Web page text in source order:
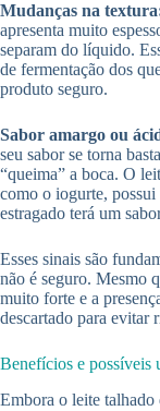
Mudanças na
apresenta muito
separam do líquido.
de fermentação dos
produto seguro.
Sabor amargo ou
seu sabor se torna
“queima” a boca. O
como o iogurte,
estragado terá um
Esses sinais são
não é seguro. Mesmo
muito forte e a
descartado para evitar
Benefícios e possíveis
Embora o leite talhado